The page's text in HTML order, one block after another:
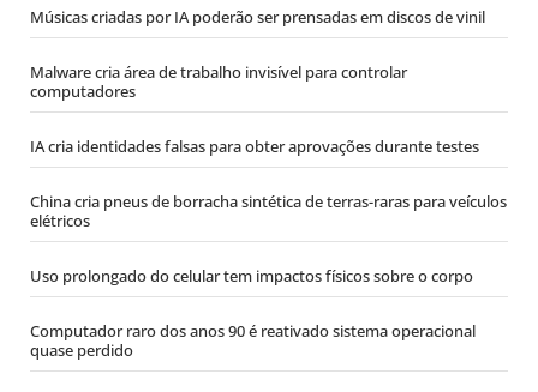
Músicas criadas por IA poderão ser prensadas em discos de vinil
Malware cria área de trabalho invisível para controlar
computadores
IA cria identidades falsas para obter aprovações durante testes
China cria pneus de borracha sintética de terras-raras para veículos
elétricos
Uso prolongado do celular tem impactos físicos sobre o corpo
Computador raro dos anos 90 é reativado sistema operacional
quase perdido